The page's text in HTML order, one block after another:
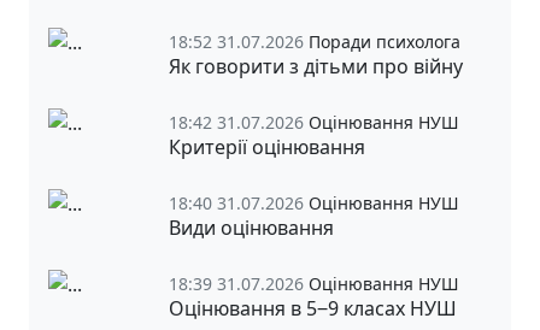
18:52 31.07.2026 Поради психолога
Як говорити з дітьми про війну
18:42 31.07.2026 Оцінювання НУШ
Критерії оцінювання
18:40 31.07.2026 Оцінювання НУШ
Види оцінювання
18:39 31.07.2026 Оцінювання НУШ
Оцінювання в 5‒9 класах НУШ